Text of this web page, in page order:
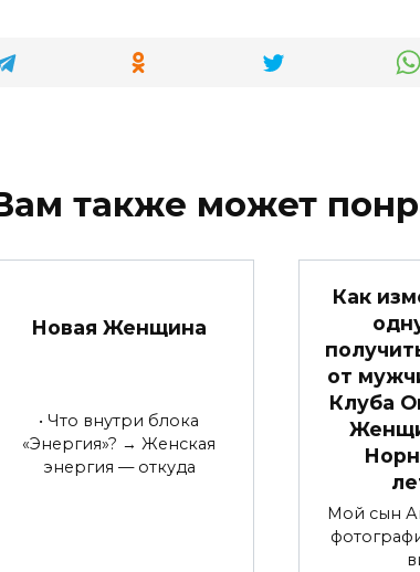
также может
Новая Женщина
• Что внутри блока
«Энергия»? → Женская
энергия — откуда
Как
от
Клуба
Мой сын